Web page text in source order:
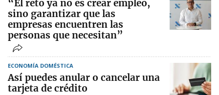
“El reto ya no es crear empleo,
sino garantizar que las
empresas encuentren las
personas que necesitan”
ECONOMÍA DOMÉSTICA
Así puedes anular o cancelar una
tarjeta de crédito